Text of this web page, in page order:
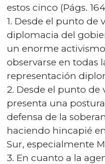
estos cinco (Págs.
1. Desde el punto de
diplomacia del
un enorme
observarse en todas
representación
2. Desde el punto de
presenta una
defensa de la
haciendo hincapié
Sur, especialmente
3. En cuanto a la